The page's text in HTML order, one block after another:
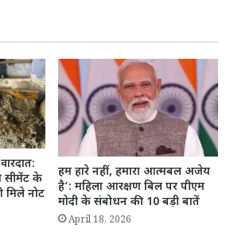
सीमेंट के
नोट
हम हारे नहीं, हमारा आत्मबल अजेय
है’: महिला आरक्षण बिल पर पीएम
मोदी के संबोधन की 10 बड़ी बातें
April 18, 2026